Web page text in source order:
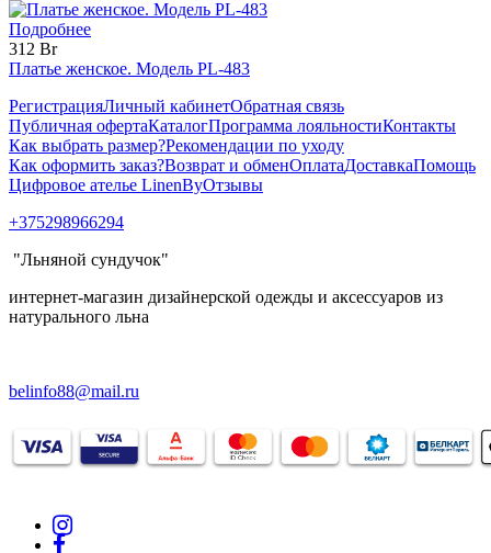
Подробнее
312 Br
Платье женское. Модель PL-483
РегистрацияЛичный кабинетОбратная связь
Публичная офертаКаталогПрограмма лояльностиКонтакты
Как выбрать размер?Рекомендации по уходу
Как оформить заказ?Возврат и обменОплатаДоставкаПомощь
Цифровое ателье LinenByОтзывы
+375298966294
"Льняной сундучок"
интернет-магазин дизайнерской одежды и аксессуаров из
натурального льна
belinfo88@mail.ru